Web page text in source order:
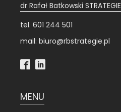
dr Rafał Batkowski STRATEGIE
tel. 601 244 501
mail: biuro@rbstrategie.pl
MENU